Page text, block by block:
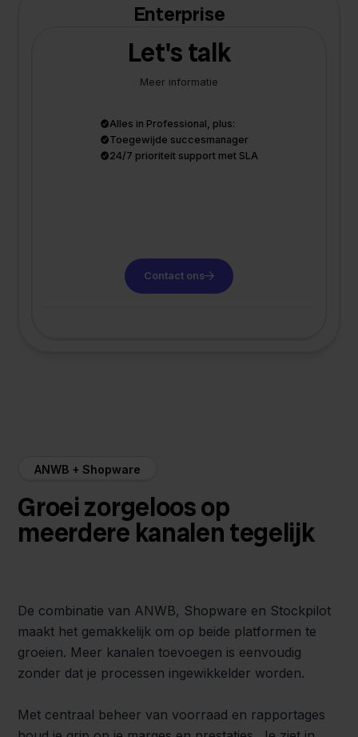
Enterprise
Let's talk
Meer informatie
Alles in Professional, plus:
Toegewijde succesmanager
24/7 prioriteit support met SLA
Contact ons
ANWB + Shopware
Groei zorgeloos op
meerdere kanalen tegelijk
De combinatie van ANWB, Shopware en Stockpilot
maakt het gemakkelijk om op beide platformen te
groeien. Meer kanalen toevoegen is eenvoudig
zonder dat je processen ingewikkelder worden.
Met centraal beheer van voorraad en rapportages